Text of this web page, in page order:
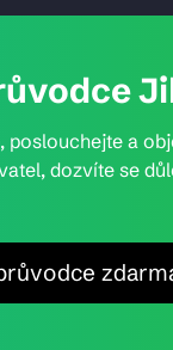
poslouchejte a
dozvíte se